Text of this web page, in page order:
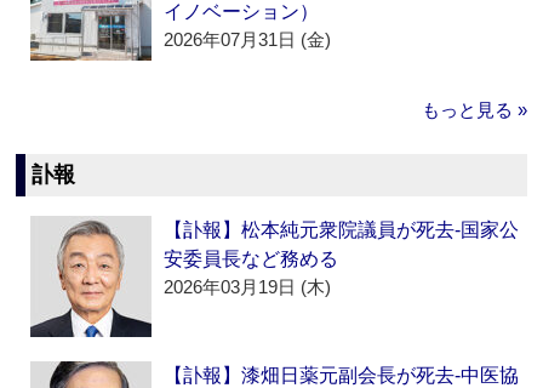
イノベーション）
2026年07月31日 (金)
もっと見る »
訃報
【訃報】松本純元衆院議員が死去‐国家公
安委員長など務める
2026年03月19日 (木)
【訃報】漆畑日薬元副会長が死去‐中医協